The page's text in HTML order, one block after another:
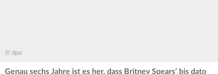
© dpa
Genau sechs Jahre ist es her, dass Britney Spears’ bis dato